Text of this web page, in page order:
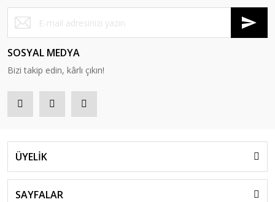
SOSYAL MEDYA
Bizi takip edin, kârlı çıkın!
ÜYELİK
SAYFALAR